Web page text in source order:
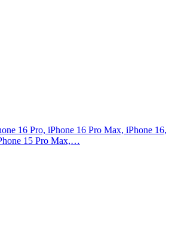
16 Pro, iPhone 16 Pro Max, iPhone 16,
15 Pro Max,…